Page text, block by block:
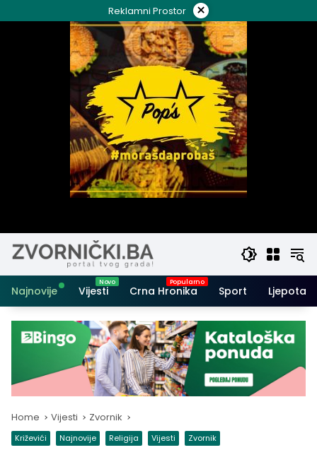
to
Reklamni Prostor ×
Najnovije Vijesti Crna Hronika Sport Ljepota i
Home Vijesti Zvornik
Križevići Najnovije Religija Vijesti Zvornik